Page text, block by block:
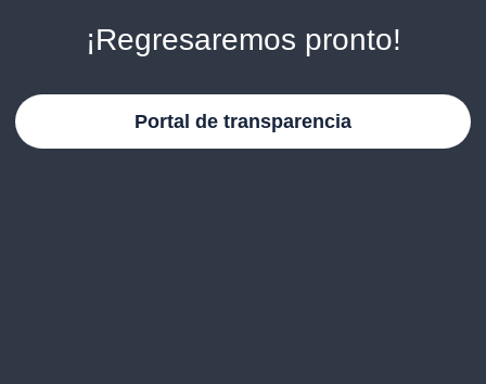
¡Regresaremos pronto!
Portal de transparencia